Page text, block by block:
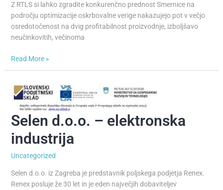
Z RTLS si lahko zgradite konkurenčno prednost Smernice na
področju optimizacije oskrbovalne verige nakazujejo pot v večjo
osredotočenost na dvig profitabilnost proizvodnje, izboljšavo
neučinkovitih, večinoma
Read More »
Selen d.o.o. – elektronska
industrija
Uncategorized
Selen d.o.o. iz Zagreba je predstavnik poljskega podjetja Renex.
Renex posluje že 30 let in je eden največjih dobaviteljev
Selen
d.o.o.
–
industrija